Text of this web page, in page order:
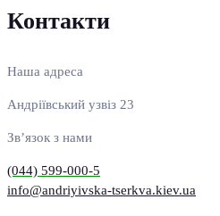
Контакти
Наша адреса
Андріївський узвіз 23
Зв’язок з нами
(044) 599-000-5
info@andriyivska-tserkva.kiev.ua